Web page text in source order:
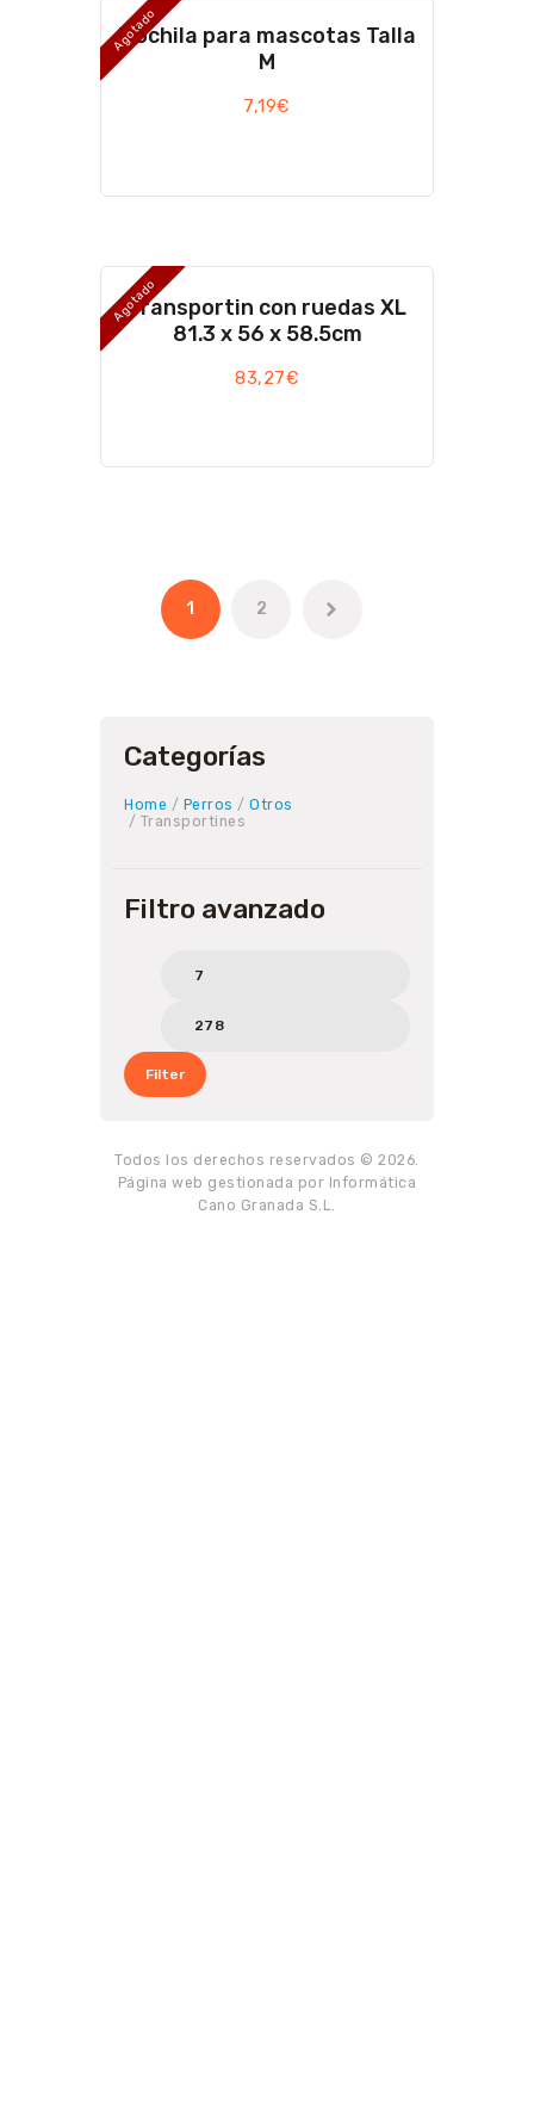
Agotado
Mochila para mascotas Talla
M
7,19€
Agotado
Transportin con ruedas XL
81.3 x 56 x 58.5cm
83,27€
1 2
→
Categorías
Home / Perros / Otros
/ Transportines
Filtro avanzado
Filter
Todos los derechos reservados © 2026.
Página web gestionada por Informática
Cano Granada S.L.